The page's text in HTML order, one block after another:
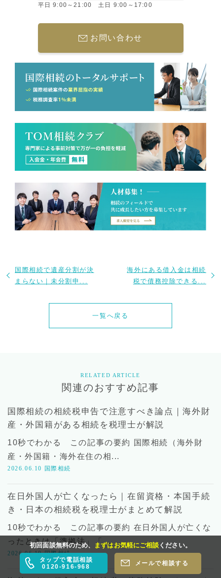
初回面談無料のため、 まずはお気軽にご相談 ください。
タップで電話相談
0120-916-968
メールで相談する
平日 9:00～21:00 土日 9:00～17:00
お問い合わせ
国際相続で遺産分割が決
まらない｜未分割申...
一覧へ戻る
海外にある借入金は相続
税で債務控除できる...
RELATED ARTICLE
関連のおすすめ記事
国際相続の相続税申告で注意すべき論点｜海外財
産・外国籍がある相続を税理士が解説
10秒でわかる この記事の要約 国際相続（海外財
産・外国籍・海外在住の相...
2026.06.10 国際相続
在日外国人が亡くなったら｜在留資格・本国手続
き・日本の相続税を税理士がまとめて解説
10秒でわかる この記事の要約 在日外国人が亡くな
ったときは「準拠法」「...
2026.06.10 国際相続